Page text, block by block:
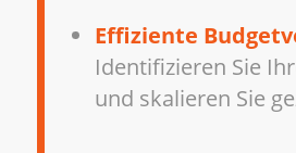
Effiziente
Identifizieren Sie
und skalieren Sie